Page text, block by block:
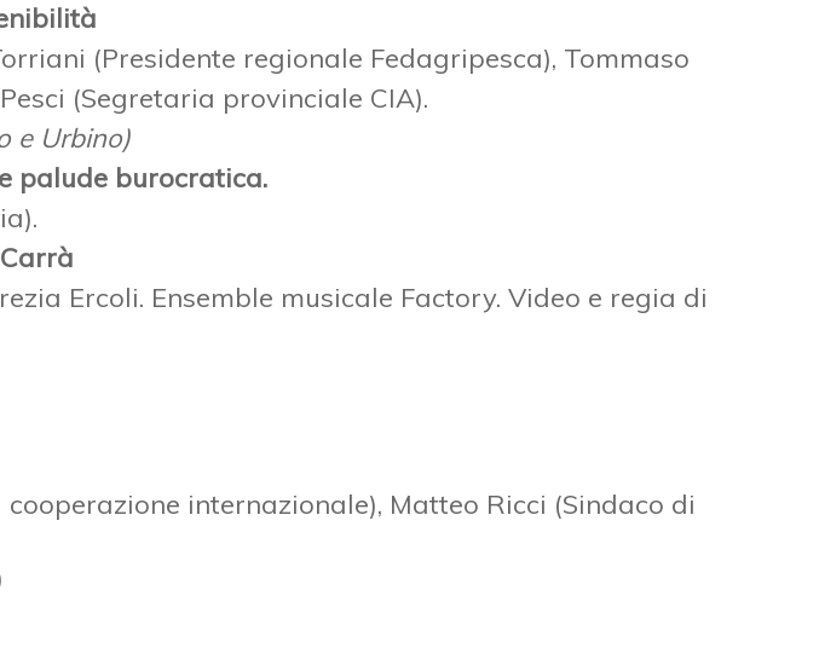
(Presidente regionale Fedagripesca), Tommaso
(Segretaria provinciale CIA).
e Urbino)
palude burocratica.
Ercoli. Ensemble musicale Factory. Video e regia di
internazionale), Matteo Ricci (Sindaco di